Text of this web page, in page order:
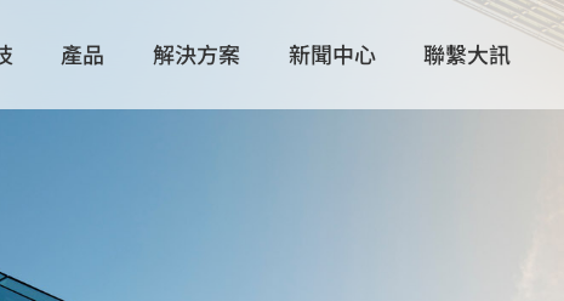
產品 解決方案
案
新聞中心 聯繫大訊